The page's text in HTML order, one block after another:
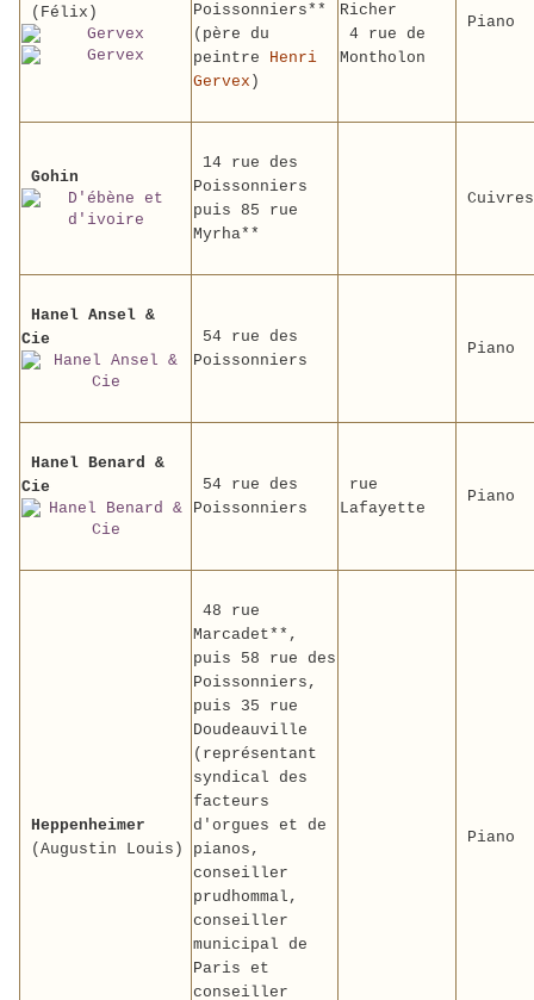
(Félix)
Poissonniers**
(père du
peintre Henri
Gervex )
Richer
4 rue de
Montholon
Piano
Gohin
14 rue des
Poissonniers
puis 85 rue
Myrha**
Cuivres
Hanel Ansel &
Cie
54 rue des
Poissonniers
Piano
Hanel Benard &
Cie
54 rue des
Poissonniers
rue
Lafayette
Piano
Heppenheimer
(Augustin Louis)
48 rue
Marcadet**,
puis 58 rue des
Poissonniers,
puis 35 rue
Doudeauville
(représentant
syndical des
facteurs
d'orgues et de
pianos,
conseiller
prudhommal,
conseiller
municipal de
Paris et
conseiller
Piano